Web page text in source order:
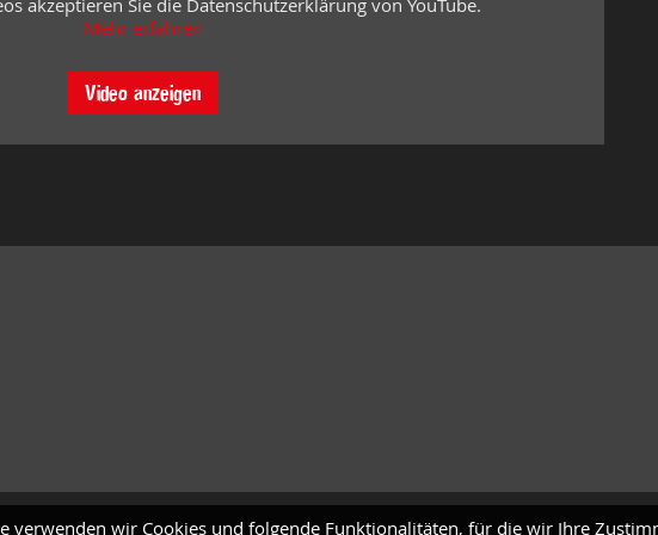
akzeptieren Sie die Datenschutzerklärung von YouTube.
Mehr erfahren
Video anzeigen
verwenden wir Cookies und folgende Funktionalitäten, für die wir Ihre